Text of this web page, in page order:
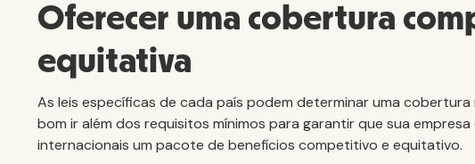
Oferecer uma cobertura
equitativa
As leis específicas de cada país podem determinar uma cobertura
bom ir além dos requisitos mínimos para garantir que sua
internacionais um pacote de benefícios competitivo e equitativo.